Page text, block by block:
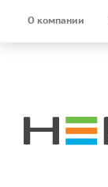
О компании